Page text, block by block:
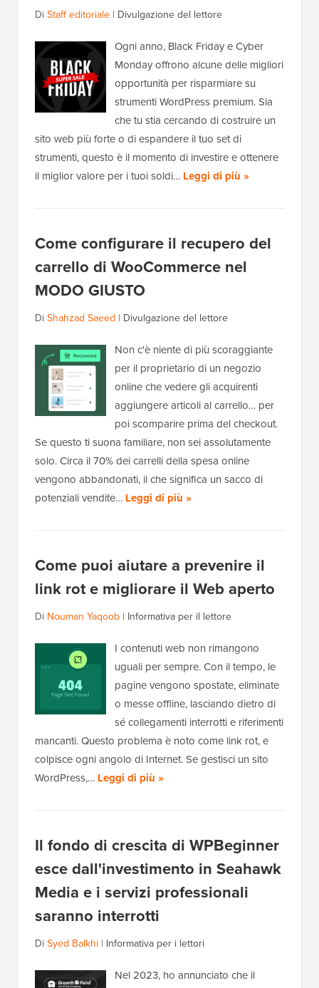
DiStaff editoriale | Divulgazione del lettore
Ogni anno, Black Friday e Cyber
Monday offrono alcune delle migliori
opportunità per risparmiare su
strumenti WordPress premium. Sia
che tu stia cercando di costruire un
sito web più forte o di espandere il tuo set di
strumenti, questo è il momento di investire e ottenere
il miglior valore per i tuoi soldi… Leggi di più »
Come configurare il recupero del
carrello di WooCommerce nel
MODO GIUSTO
DiShahzad Saeed | Divulgazione del lettore
Non c'è niente di più scoraggiante
per il proprietario di un negozio
online che vedere gli acquirenti
aggiungere articoli al carrello… per
poi scomparire prima del checkout.
Se questo ti suona familiare, non sei assolutamente
solo. Circa il 70% dei carrelli della spesa online
vengono abbandonati, il che significa un sacco di
potenziali vendite… Leggi di più »
Come puoi aiutare a prevenire il
link rot e migliorare il Web aperto
Di Nouman Yaqoob | Informativa per il lettore
I contenuti web non rimangono
uguali per sempre. Con il tempo, le
pagine vengono spostate, eliminate
o messe offline, lasciando dietro di
sé collegamenti interrotti e riferimenti
mancanti. Questo problema è noto come link rot, e
colpisce ogni angolo di Internet. Se gestisci un sito
WordPress,… Leggi di più »
Il fondo di crescita di WPBeginner
esce dall'investimento in Seahawk
Media e i servizi professionali
saranno interrotti
DiSyed Balkhi | Informativa per i lettori
Nel 2023, ho annunciato che il